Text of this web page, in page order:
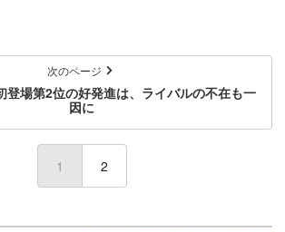
次のページ
登場第2位の好発進は、ライバルの不在も一
因に
1 (current)
2